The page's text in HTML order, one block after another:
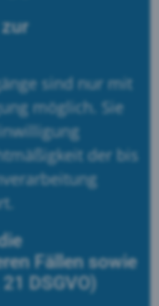
sind nur mit
möglich. Sie
der bis
Fällen sowie
DSGVO)